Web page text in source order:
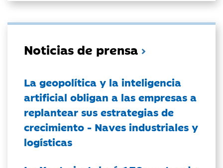
Noticias de prensa
La geopolítica y la inteligencia
artificial obligan a las empresas a
replantear sus estrategias de
crecimiento - Naves industriales y
logísticas